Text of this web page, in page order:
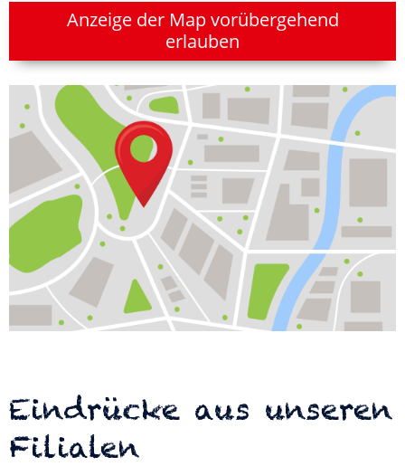
Anzeige der Map vorübergehend
erlauben
Eindrücke aus unseren
Filialen